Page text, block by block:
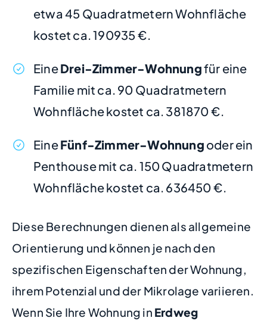
etwa 45 Quadratmetern Wohnfläche
kostet ca. 190935 €.
EineDrei-Zimmer-Wohnungfür eine
Familie mit ca. 90 Quadratmetern
Wohnfläche kostet ca. 381870 €.
EineFünf-Zimmer-Wohnung oder ein
Penthouse mit ca. 150 Quadratmetern
Wohnfläche kostet ca. 636450 €.
Diese Berechnungen dienen als allgemeine
Orientierung und können je nach den
spezifischen Eigenschaften der Wohnung,
ihrem Potenzial und der Mikrolage variieren.
Wenn Sie Ihre Wohnung in Erdweg